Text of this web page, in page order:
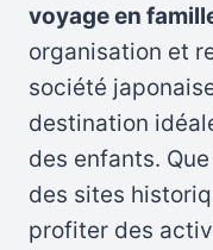
voyage en
organisation et
société
destination
des enfants.
des sites
profiter des